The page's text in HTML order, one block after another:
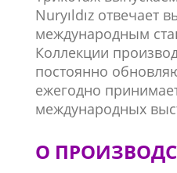
Nuryıldız отвечает
международным
Коллекции
постоянно
ежегодно
международных
О